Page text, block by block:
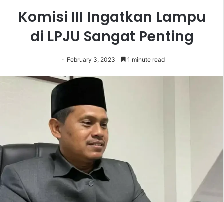
Komisi III Ingatkan Lampu
di LPJU Sangat Penting
February 3, 2023 1 minute read